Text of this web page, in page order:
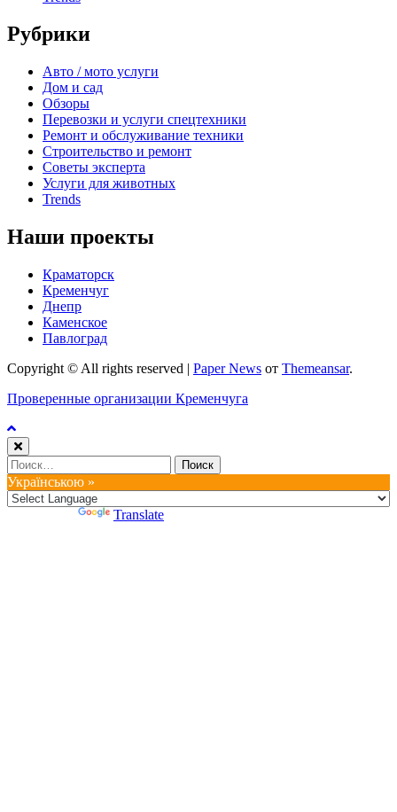
Рубрики
Авто / мото услуги
Дом и сад
Обзоры
Перевозки и услуги спецтехники
Ремонт и обслуживание техники
Строительство и ремонт
Советы эксперта
Услуги для животных
Trends
Наши проекты
Краматорск
Кременчуг
Днепр
Каменское
Павлоград
Copyright © All rights reserved | Paper News от Themeansar.
Проверенные организации Кременчуга
Найти:
Українською »
Translate